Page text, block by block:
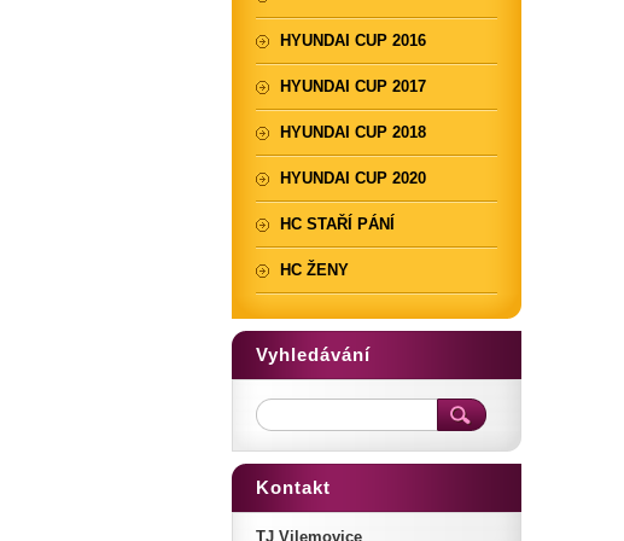
HYUNDAI CUP 2016
HYUNDAI CUP 2017
HYUNDAI CUP 2018
HYUNDAI CUP 2020
HC STAŘÍ PÁNÍ
HC ŽENY
Vyhledávání
Kontakt
TJ Vilemovice